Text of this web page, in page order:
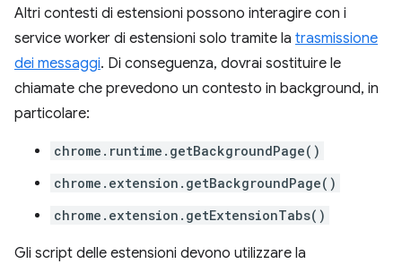
Altri contesti di estensioni possono interagire con i
service worker di estensioni solo tramite la trasmissione
dei messaggi. Di conseguenza, dovrai sostituire le
chiamate che prevedono un contesto in background, in
particolare:
chrome.runtime.getBackgroundPage()
chrome.extension.getBackgroundPage()
chrome.extension.getExtensionTabs()
Gli script delle estensioni devono utilizzare la